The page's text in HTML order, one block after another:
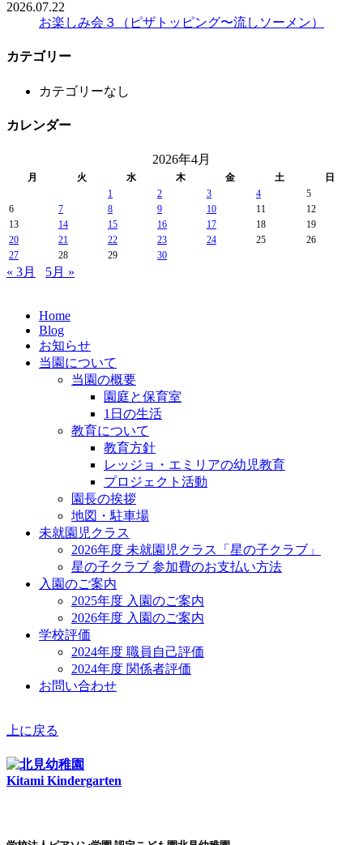
2026.07.22
お楽しみ会３（ピザトッピング〜流しソーメン）
カテゴリー
カテゴリーなし
カレンダー
2026年4月
月 火 水 木 金 土
日
1
2 3 4
5
6
7 8 9 10 11
12
13
14 15 16 17 18
19
20
21 22 23 24 25
26
27
28 29 30
« 3月 5月 »
Home
Blog
お知らせ
当園について
当園の概要
園庭と保育室
1日の生活
教育について
教育方針
レッジョ・エミリアの幼児教育
プロジェクト活動
園長の挨拶
地図・駐車場
未就園児クラス
2026年度 未就園児クラス「星の子クラブ」
星の子クラブ 参加費のお支払い方法
入園のご案内
2025年度 入園のご案内
2026年度 入園のご案内
学校評価
2024年度 職員自己評価
2024年度 関係者評価
お問い合わせ
上に戻る
Kitami Kindergarten